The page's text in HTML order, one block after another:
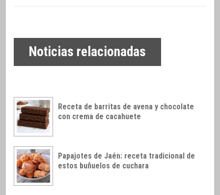
Noticias relacionadas
Receta de barritas de avena y chocolate
con crema de cacahuete
Papajotes de Jaén: receta tradicional de
estos buñuelos de cuchara